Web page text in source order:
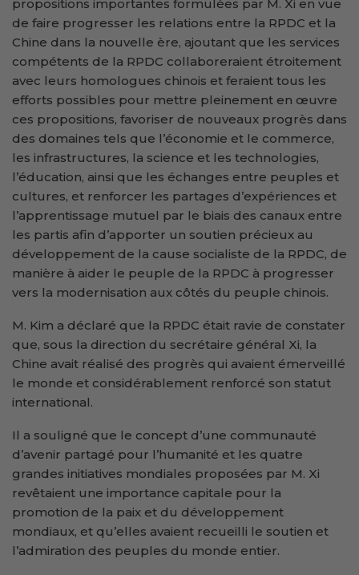
propositions importantes formulées par M. Xi en vue
de faire progresser les relations entre la RPDC et la
Chine dans la nouvelle ère, ajoutant que les services
compétents de la RPDC collaboreraient étroitement
avec leurs homologues chinois et feraient tous les
efforts possibles pour mettre pleinement en œuvre
ces propositions, favoriser de nouveaux progrès dans
des domaines tels que l’économie et le commerce,
les infrastructures, la science et les technologies,
l’éducation, ainsi que les échanges entre peuples et
cultures, et renforcer les partages d’expériences et
l’apprentissage mutuel par le biais des canaux entre
les partis afin d’apporter un soutien précieux au
développement de la cause socialiste de la RPDC, de
manière à aider le peuple de la RPDC à progresser
vers la modernisation aux côtés du peuple chinois.
M. Kim a déclaré que la RPDC était ravie de constater
que, sous la direction du secrétaire général Xi, la
Chine avait réalisé des progrès qui avaient émerveillé
le monde et considérablement renforcé son statut
international.
Il a souligné que le concept d’une communauté
d’avenir partagé pour l’humanité et les quatre
grandes initiatives mondiales proposées par M. Xi
revêtaient une importance capitale pour la
promotion de la paix et du développement
mondiaux, et qu’elles avaient recueilli le soutien et
l’admiration des peuples du monde entier.